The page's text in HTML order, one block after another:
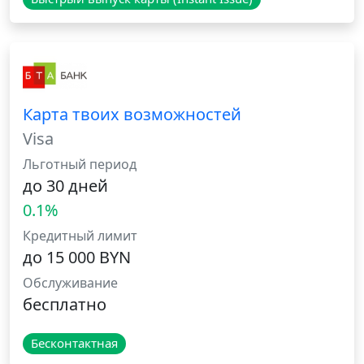
Карта твоих возможностей
Visa
Льготный период
до 30 дней
0.1%
Кредитный лимит
до 15 000 BYN
Обслуживание
бесплатно
Бесконтактная